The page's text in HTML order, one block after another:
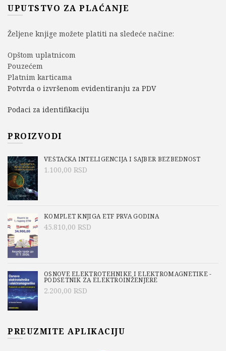
UPUTSTVO ZA PLAĆANJE
Željene knjige možete platiti na sledeće načine:
Opštom uplatnicom
Pouzećem
Platnim karticama
Potvrda o izvršenom evidentiranju za PDV
Podaci za identifikaciju
PROIZVODI
VEŠTAČKA INTELIGENCIJA I SAJBER BEZBEDNOST
1.100,00 RSD
KOMPLET KNJIGA ETF PRVA GODINA
45.810,00 RSD
OSNOVE ELEKTROTEHNIKE I ELEKTROMAGNETIKE -
PODSETNIK ZA ELEKTROINŽENJERE
2.200,00 RSD
PREUZMITE APLIKACIJU